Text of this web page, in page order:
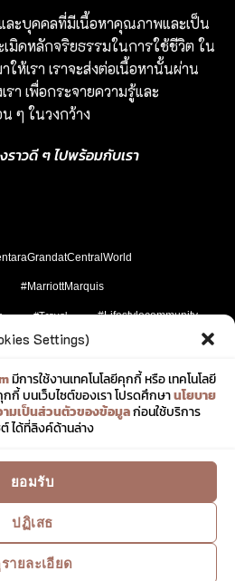
Settings)
มีการใช้งานเทคโนโลยีคุกกี้ หรือ เทคโนโลยี
บนเว็บไซต์ของเรา โปรดศึกษานโยบาย
ามเป็นส่วนตัวของข้อมูลก่อนใช้บริการ
ต์ ได้ที่ลิงค์ด้านล่าง
ยอมรับ
ปฏิเสธ
ายละเอียด
ละบุคคลที่มีเนื้อหาคุณภาพและเป็น
มิดหลักจริยธรรมในการใช้ชีวิต ใน
เรา เราจะส่งต่อเนื้อหานั้นผ่าน
รา เพื่อกระจายความรู้และ
ๆ ในวงกว้าง
ราวดี ๆ ไปพร้อมกับเรา
#MarriottMarquis
#Travel #lifestylecommunity
#SundayBrunch
#สิเน่หาพาไป
#FashionMatters #Buffet
#TheSiamTeaRoom
#TheStRegisBangkok